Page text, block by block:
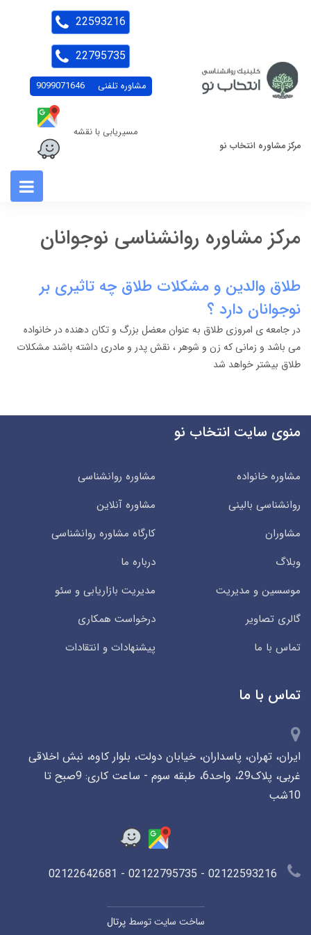
مرکز مشاوره انتخاب نو
مشاوره تلفنی 9099071646
مسیریابی با نقشه
22593216
22795735
مرکز مشاوره روانشناسی نوجوانان
طلاق والدین و مشکلات طلاق چه تاثیری بر
نوجوانان دارد ؟
در جامعه ی امروزی طلاق به عنوان معضل بزرگ و تکان دهنده در خانواده
می باشد و زمانی که زن و شوهر ، نقش پدر و مادری داشته باشند مشکلات
طلاق بیشتر خواهد شد
منوی سایت انتخاب نو
مشاوره خانواده
مشاوره روانشناسی
روانشناسی بالینی
مشاوره آنلاین
مشاوران
کارگاه مشاوره روانشناسی
وبلاگ
درباره ما
موسسین و مدیریت
مدیریت بازاریابی و سئو
گالری تصاویر
درخواست همکاری
تماس با ما
پیشنهادات و انتقادات
تماس با ما
ایران، تهران، پاسداران، خیابان دولت، بلوار کاوه، نبش اخلاقی
غربی، پلاک29، واحد6، طبقه سوم - ساعت کاری: 9صبح تا
10شب
ساخت سایت توسطپرتال